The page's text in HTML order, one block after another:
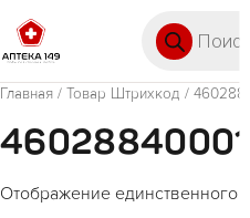
Главная / Товар Штрихкод /
Отображение единственного